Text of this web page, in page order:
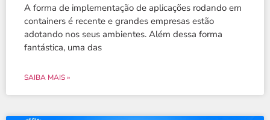
A forma de implementação de aplicações rodando em
containers é recente e grandes empresas estão
adotando nos seus ambientes. Além dessa forma
fantástica, uma das
SAIBA MAIS »